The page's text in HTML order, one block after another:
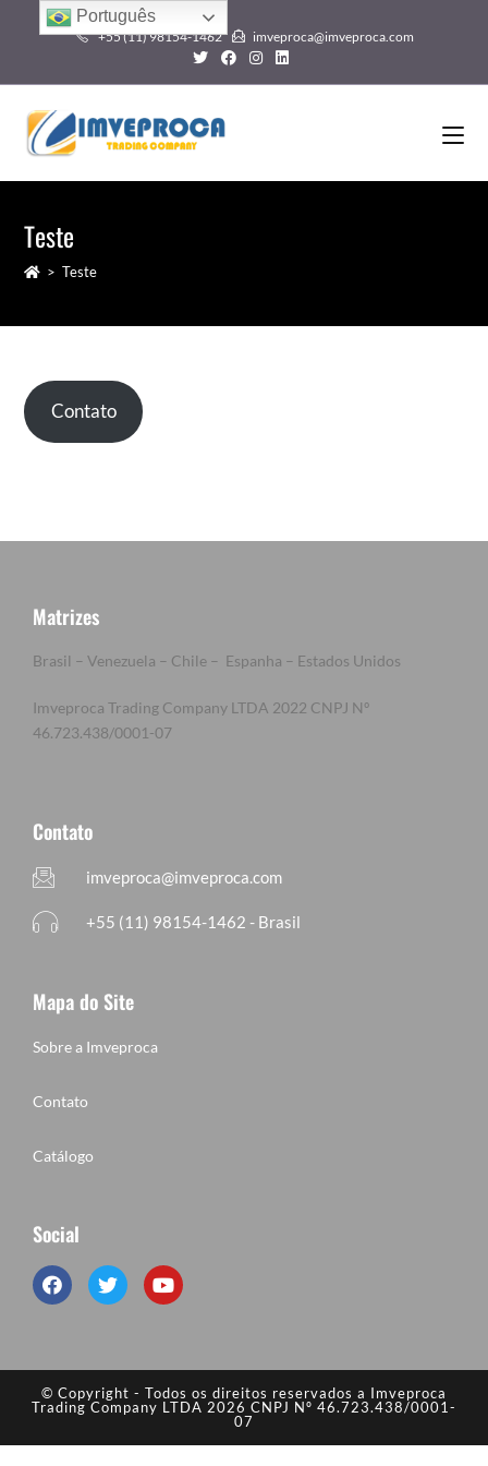
+55 (11) 98154-1462 imveproca@imveproca.com
Teste
> Teste
Contato
Matrizes
Brasil – Venezuela – Chile – Espanha – Estados Unidos
Imveproca Trading Company LTDA 2022 CNPJ Nº
46.723.438/0001-07
Contato
imveproca@imveproca.com
+55 (11) 98154-1462 - Brasil
Mapa do Site
Sobre a Imveproca
Contato
Catálogo
Social
© Copyright - Todos os direitos reservados a Imveproca
Trading Company LTDA 2026 CNPJ Nº 46.723.438/0001-
07
Português